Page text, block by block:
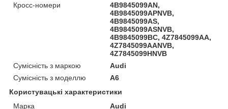
Кросс-номери
4B9845099AN,
4B9845099APNVB,
4B9845099AS,
4B9845099ASNVB,
4B9845099BC, 4Z7845099AA,
4Z7845099AANVB,
4Z7845099HNVB
Сумісність з маркою
Audi
Сумісність з моделлю
A6
Користувацькі характеристики
Марка
Audi